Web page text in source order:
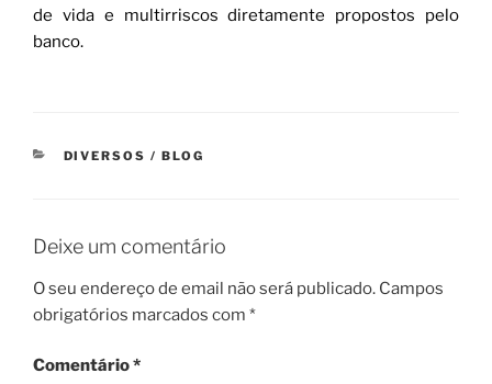
de vida e multirriscos diretamente propostos pelo
banco.
CATEGORIAS
DIVERSOS / BLOG
Deixe um comentário
O seu endereço de email não será publicado. Campos
obrigatórios marcados com *
Comentário*